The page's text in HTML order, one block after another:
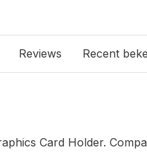
Reviews Recent
Card Holder.